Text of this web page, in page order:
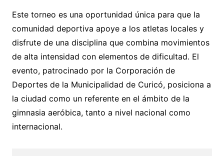
Este torneo es una oportunidad única para que la
comunidad deportiva apoye a los atletas locales y
disfrute de una disciplina que combina movimientos
de alta intensidad con elementos de dificultad. El
evento, patrocinado por la Corporación de
Deportes de la Municipalidad de Curicó, posiciona a
la ciudad como un referente en el ámbito de la
gimnasia aeróbica, tanto a nivel nacional como
internacional.